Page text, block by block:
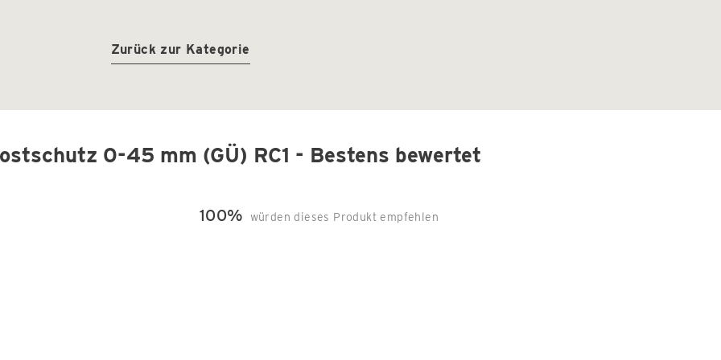
Zurück zur Kategorie
0-45 mm (GÜ) RC1 - Bestens bewertet
100% würden dieses Produkt empfehlen